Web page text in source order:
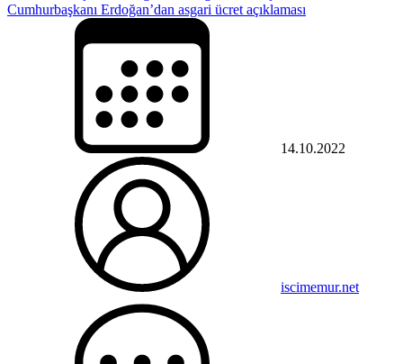
Cumhurbaşkanı Erdoğan’dan asgari ücret açıklaması
14.10.2022
iscimemur.net